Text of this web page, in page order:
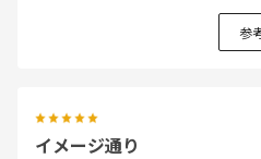
参
イメージ通り